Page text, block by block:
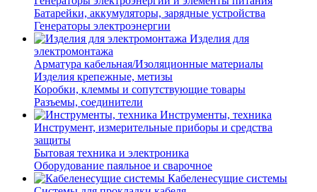
Батарейки, аккумуляторы, зарядные устройства
Генераторы электроэнергии
Изделия для
электромонтажа
Арматура кабельная/Изоляционные материалы
Изделия крепежные, метизы
Коробки, клеммы и сопутствующие товары
Разъемы, соединители
Инструменты, техника
Инструмент, измерительные приборы и средства
защиты
Бытовая техника и электроника
Оборудование паяльное и сварочное
Кабеленесущие системы